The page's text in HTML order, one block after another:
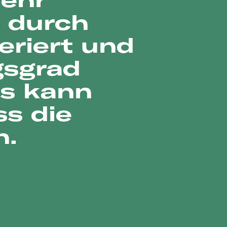
durch
und
kann
die